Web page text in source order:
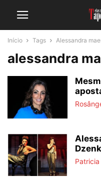
Início Tags Alessandra
alessandra
Dzenk